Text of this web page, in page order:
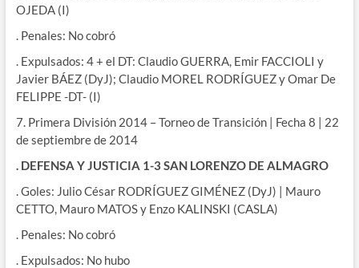
OJEDA (I)
. Penales: No cobró
. Expulsados: 4 + el DT: Claudio GUERRA, Emir FACCIOLI y
Javier BÁEZ (DyJ); Claudio MOREL RODRÍGUEZ y Omar De
FELIPPE -DT- (I)
7. Primera División 2014 – Torneo de Transición | Fecha 8 | 22
de septiembre de 2014
. DEFENSA Y JUSTICIA 1-3 SAN LORENZO DE ALMAGRO
. Goles: Julio César RODRÍGUEZ GIMÉNEZ (DyJ) | Mauro
CETTO, Mauro MATOS y Enzo KALINSKI (CASLA)
. Penales: No cobró
. Expulsados: No hubo